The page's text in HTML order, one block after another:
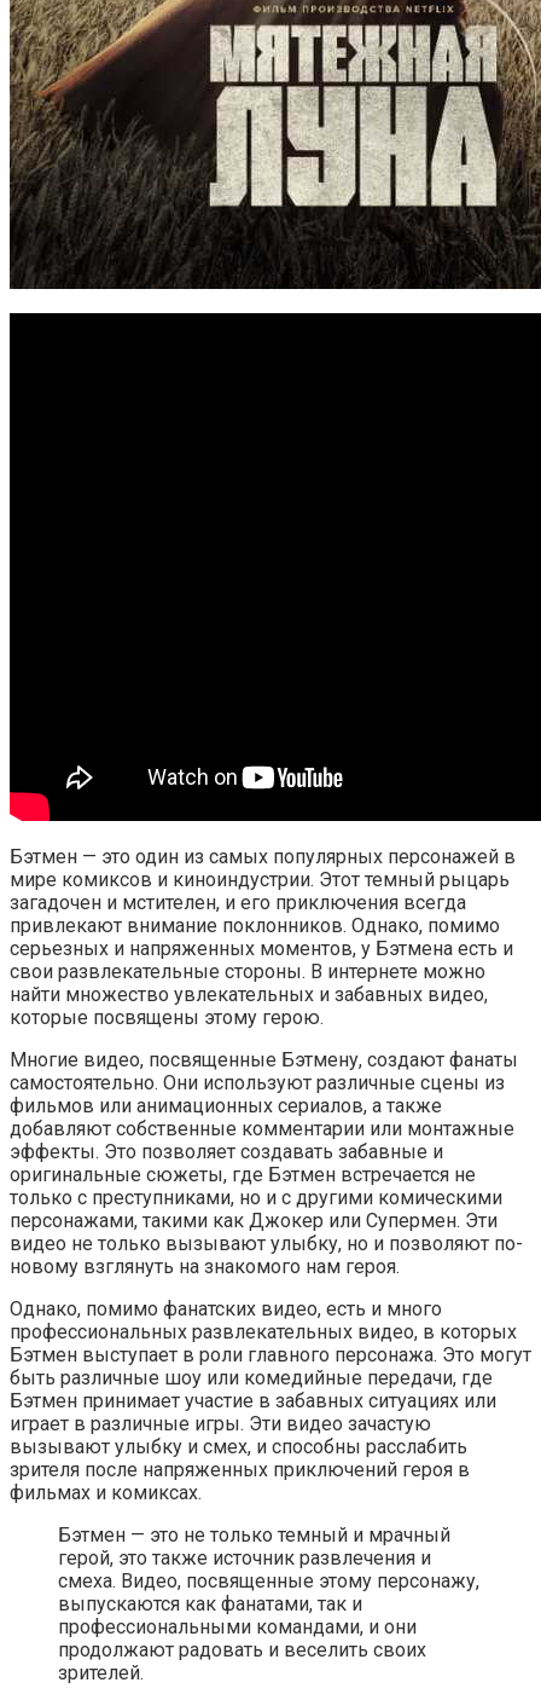
Бэтмен — это один из самых популярных персонажей в
мире комиксов и киноиндустрии. Этот темный рыцарь
загадочен и мстителен, и его приключения всегда
привлекают внимание поклонников. Однако, помимо
серьезных и напряженных моментов, у Бэтмена есть и
свои развлекательные стороны. В интернете можно
найти множество увлекательных и забавных видео,
которые посвящены этому герою.
Многие видео, посвященные Бэтмену, создают фанаты
самостоятельно. Они используют различные сцены из
фильмов или анимационных сериалов, а также
добавляют собственные комментарии или монтажные
эффекты. Это позволяет создавать забавные и
оригинальные сюжеты, где Бэтмен встречается не
только с преступниками, но и с другими комическими
персонажами, такими как Джокер или Супермен. Эти
видео не только вызывают улыбку, но и позволяют по-
новому взглянуть на знакомого нам героя.
Однако, помимо фанатских видео, есть и много
профессиональных развлекательных видео, в которых
Бэтмен выступает в роли главного персонажа. Это могут
быть различные шоу или комедийные передачи, где
Бэтмен принимает участие в забавных ситуациях или
играет в различные игры. Эти видео зачастую
вызывают улыбку и смех, и способны расслабить
зрителя после напряженных приключений героя в
фильмах и комиксах.
Бэтмен — это не только темный и мрачный
герой, это также источник развлечения и
смеха. Видео, посвященные этому персонажу,
выпускаются как фанатами, так и
профессиональными командами, и они
продолжают радовать и веселить своих
зрителей.